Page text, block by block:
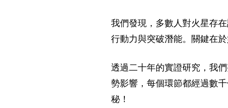
我們發現，多數人對火星存
行動力與突破潛能。關鍵在
透過二十年的實證研究，我
勢影響，每個環節都經過數
秘！